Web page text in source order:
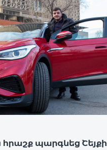
պարգևեց Շեյքի